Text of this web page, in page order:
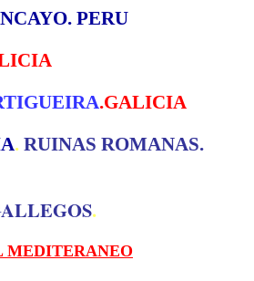
PERU
.GALICIA
. RUINAS ROMANAS.
.
MEDITERANEO